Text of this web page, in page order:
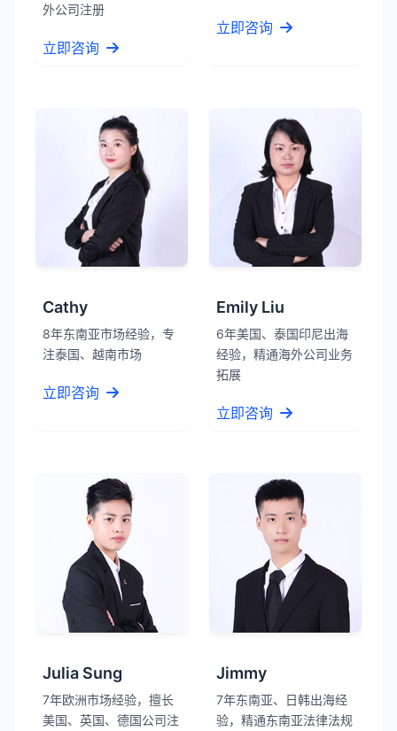
外公司注册
立即咨询
立即咨询
Cathy
8年东南亚市场经验，专
注泰国、越南市场
立即咨询
Emily Liu
6年美国、泰国印尼出海
经验，精通海外公司业务
拓展
立即咨询
Julia Sung
7年欧洲市场经验，擅长
美国、英国、德国公司注
Jimmy
7年东南亚、日韩出海经
验，精通东南亚法律法规